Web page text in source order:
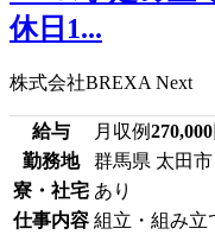
休日1...
株式会社BREXA Next
給与 月収例270,000
勤務地
群馬県 太田市
寮・社宅 あり
仕事内容 組立・組み立